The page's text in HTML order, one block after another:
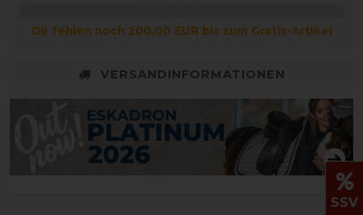
Dir fehlen noch 200,00 EUR bis zum Gratis-Artikel
VERSANDINFORMATIONEN
SSV